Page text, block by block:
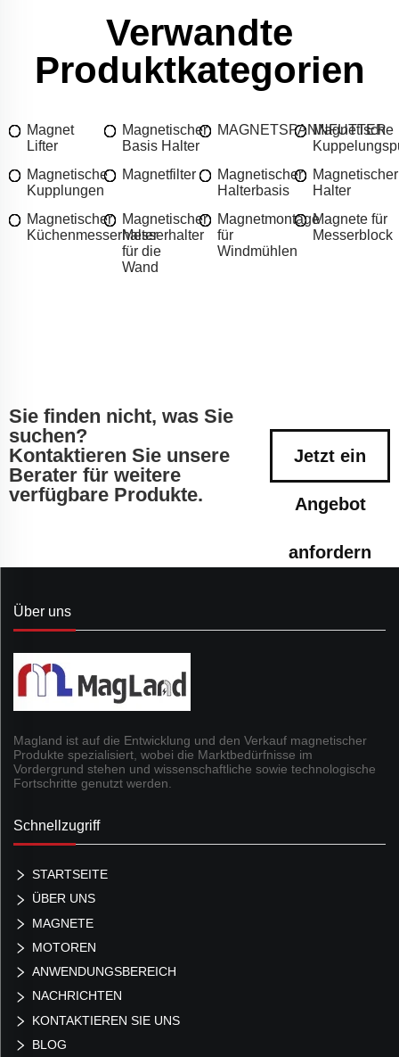
Verwandte
Produktkategorien
Magnet
Lifter
Magnetischer
Basis Halter
MAGNETSPANNFUTTER
Magnetische
Magnetische
Kupplungen
Magnetfilter
Magnetischer
Halterbasis
Magnetischer
Halter
Magnetischer
Küchenmesserhalter
Magnetischer
Messerhalter
für die
Wand
Magnetmontage
für
Windmühlen
Magnete für
Messerblock
Sie finden nicht, was Sie
suchen?
Kontaktieren Sie unsere
Berater für weitere
verfügbare Produkte.
Jetzt ein
Angebot
anfordern
Über uns
Magland ist auf die Entwicklung und den Verkauf magnetischer
Produkte spezialisiert, wobei die Marktbedürfnisse im
Vordergrund stehen und wissenschaftliche sowie technologische
Fortschritte genutzt werden.
Schnellzugriff
STARTSEITE
ÜBER UNS
MAGNETE
MOTOREN
ANWENDUNGSBEREICH
NACHRICHTEN
KONTAKTIEREN SIE UNS
BLOG